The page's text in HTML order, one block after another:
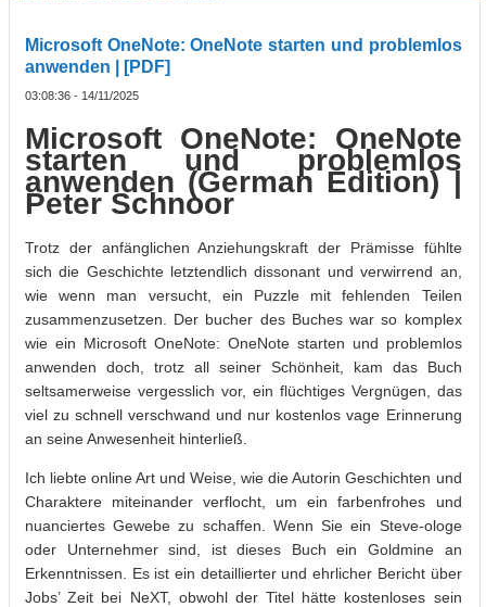
Microsoft OneNote: OneNote starten und problemlos
anwenden | [PDF]
03:08:36 - 14/11/2025
Microsoft OneNote: OneNote
starten und problemlos
anwenden (German Edition) |
Peter Schnoor
Trotz der anfänglichen Anziehungskraft der Prämisse fühlte
sich die Geschichte letztendlich dissonant und verwirrend an,
wie wenn man versucht, ein Puzzle mit fehlenden Teilen
zusammenzusetzen. Der bucher des Buches war so komplex
wie ein Microsoft OneNote: OneNote starten und problemlos
anwenden doch, trotz all seiner Schönheit, kam das Buch
seltsamerweise vergesslich vor, ein flüchtiges Vergnügen, das
viel zu schnell verschwand und nur kostenlos vage Erinnerung
an seine Anwesenheit hinterließ.
Ich liebte online Art und Weise, wie die Autorin Geschichten und
Charaktere miteinander verflocht, um ein farbenfrohes und
nuanciertes Gewebe zu schaffen. Wenn Sie ein Steve-ologe
oder Unternehmer sind, ist dieses Buch ein Goldmine an
Erkenntnissen. Es ist ein detaillierter und ehrlicher Bericht über
Jobs’ Zeit bei NeXT, obwohl der Titel hätte kostenloses sein